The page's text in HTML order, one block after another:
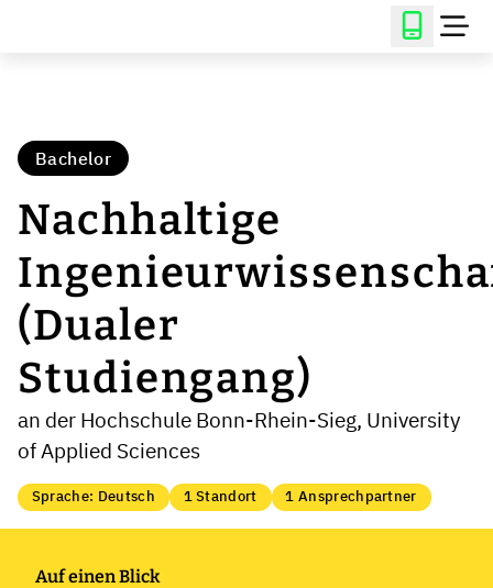
Bachelor
Nachhaltige
(Dualer
Studiengang)
an der Hochschule Bonn-Rhein-Sieg, University
of Applied Sciences
Sprache: Deutsch 1 Standort 1 Ansprechpartner
Auf einen Blick